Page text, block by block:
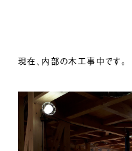
現在、内部の木工事中です。